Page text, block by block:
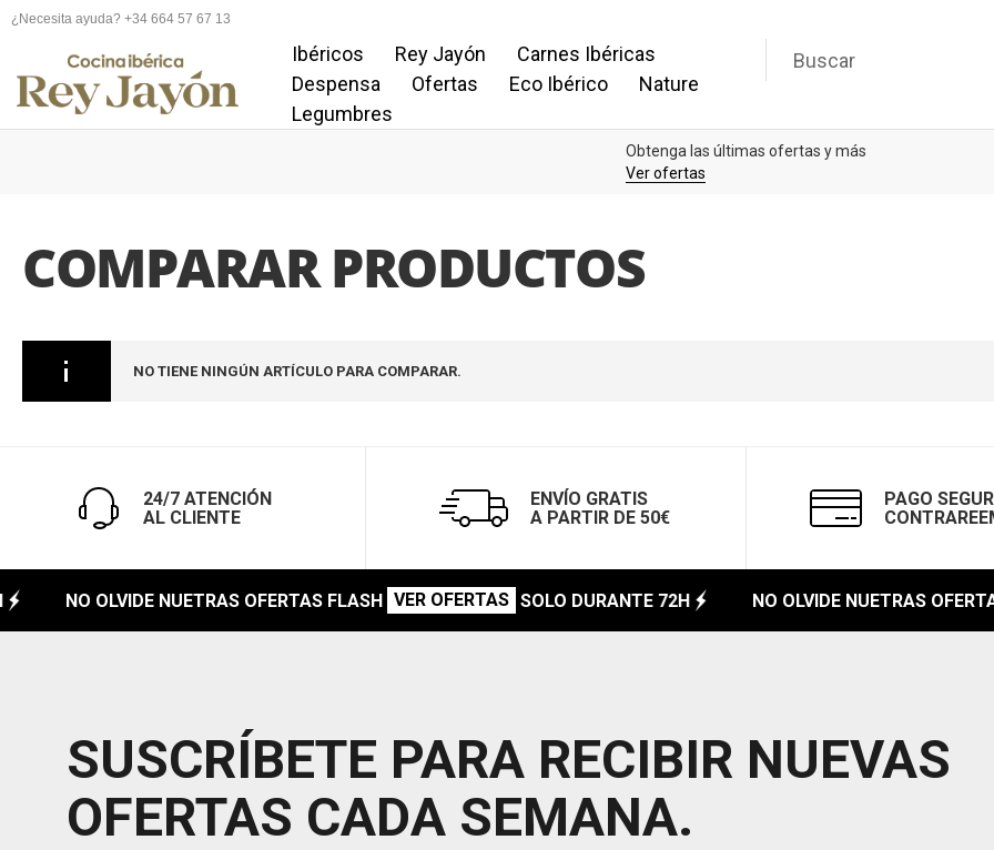
¿Necesita ayuda? +34 664 57 67 13
Ibéricos Rey Jayón
Carnes Ibéricas
Despensa
Ofertas Eco Ibérico
Nature
Legumbres
Obtenga las últimas ofertas y más
Ver ofertas
COMPARAR PRODUCTOS
NO TIENE NINGÚN ARTÍCULO PARA COMPARAR.
24/7 ATENCIÓN
AL CLIENTE
ENVÍO GRATIS
A PARTIR DE 50€
PAGO
NO OLVIDE NUETRAS OFERTAS FLASH VER OFERTAS SOLO DURANTE 72H NO OLVIDE NUETRAS
SUSCRÍBETE PARA RECIBIR NUEVAS
OFERTAS CADA SEMANA.